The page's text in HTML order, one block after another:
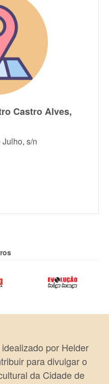
Castro Alves,
s/n
por Helder
para divulgar o
da Cidade de